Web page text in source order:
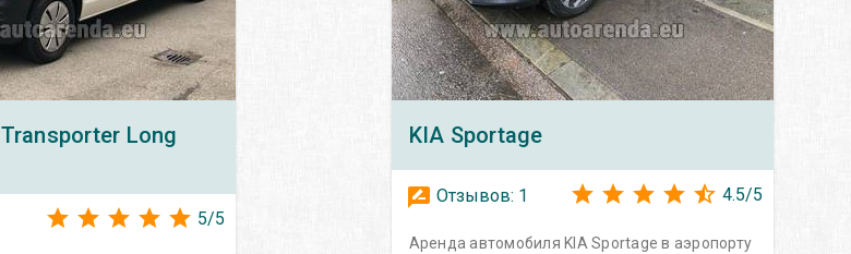
Transporter Long
5/5
KIA Sportage
Отзывов: 1 4.5/5
Аренда автомобиля KIA Sportage в аэропорту